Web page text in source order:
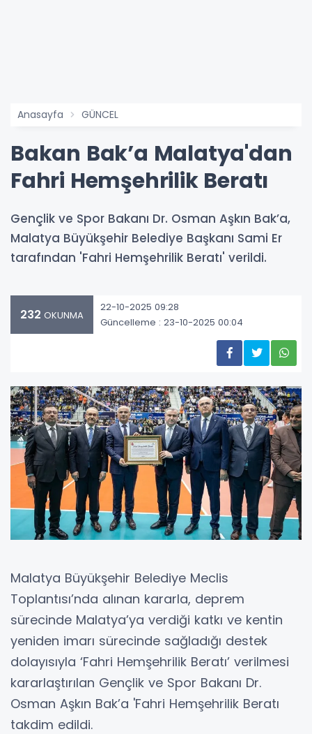
Anasayfa GÜNCEL
Bakan Bak’a Malatya'dan
Fahri Hemşehrilik Beratı
Gençlik ve Spor Bakanı Dr. Osman Aşkın Bak’a,
Malatya Büyükşehir Belediye Başkanı Sami Er
tarafından 'Fahri Hemşehrilik Beratı' verildi.
232 OKUNMA
22-10-2025 09:28
Güncelleme : 23-10-2025 00:04
Malatya Büyükşehir Belediye Meclis
Toplantısı’nda alınan kararla, deprem
sürecinde Malatya’ya verdiği katkı ve kentin
yeniden imarı sürecinde sağladığı destek
dolayısıyla ‘Fahri Hemşehrilik Beratı’ verilmesi
kararlaştırılan Gençlik ve Spor Bakanı Dr.
Osman Aşkın Bak’a 'Fahri Hemşehrilik Beratı
takdim edildi.